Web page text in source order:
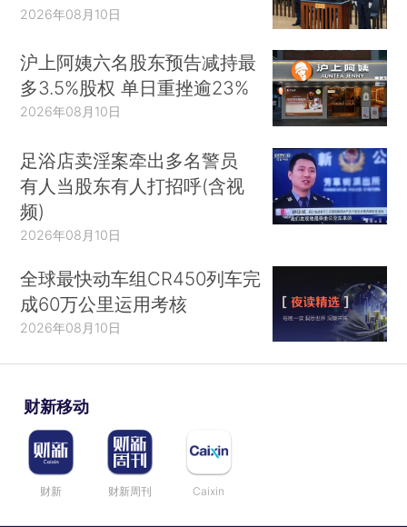
2026年08月10日
沪上阿姨六名股东预告减持最
多3.5%股权 单日重挫逾23%
2026年08月10日
足浴店卖淫案牵出多名警员
有人当股东有人打招呼(含视
频)
2026年08月10日
全球最快动车组CR450列车完
成60万公里运用考核
2026年08月10日
财新移动
财新 财新周刊 Caixin